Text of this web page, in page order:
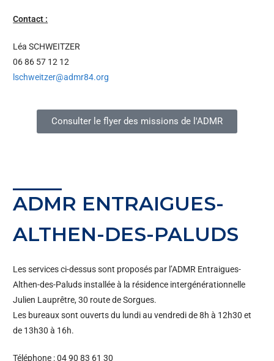
Contact :
Léa SCHWEITZER
06 86 57 12 12
lschweitzer@admr84.org
Consulter le flyer des missions de l'ADMR
ADMR ENTRAIGUES-
ALTHEN-DES-PALUDS
Les services ci-dessus sont proposés par l’ADMR Entraigues-
Althen-des-Paluds installée à la résidence intergénérationnelle
Julien Lauprêtre, 30 route de Sorgues.
Les bureaux sont ouverts du lundi au vendredi de 8h à 12h30 et
de 13h30 à 16h.
Téléphone : 04 90 83 61 30